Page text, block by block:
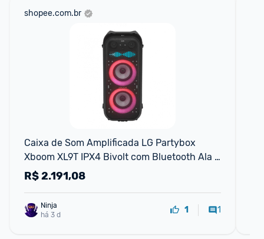
shopee.com.br
Caixa de Som Amplificada LG Partybox
Xboom XL9T IPX4 Bivolt com Bluetooth Ala
de transporte e Display
R$2.191,08
há 3 d
1 1